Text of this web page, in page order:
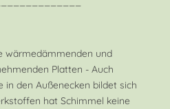
wärmedämmenden und
Platten - Auch
in den Außenecken bildet sich
hat Schimmel keine